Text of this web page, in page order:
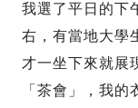
我選了平日的下
右，有當地大學
才一坐下來就展
「茶會」，我的